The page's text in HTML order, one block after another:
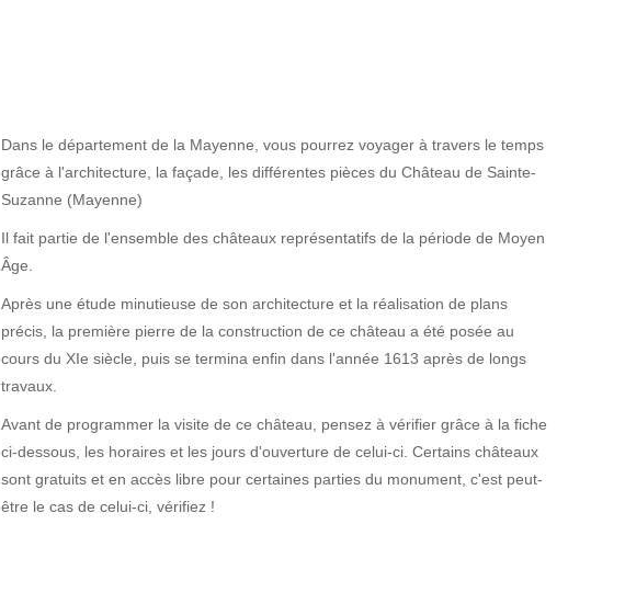
Dans le département de la Mayenne, vous pourrez voyager à travers le temps
grâce à l'architecture, la façade, les différentes pièces du Château de Sainte-
Suzanne (Mayenne)
Il fait partie de l'ensemble des châteaux représentatifs de la période de Moyen
Âge.
Après une étude minutieuse de son architecture et la réalisation de plans
précis, la première pierre de la construction de ce château a été posée au
cours du XIe siècle, puis se termina enfin dans l'année 1613 après de longs
travaux.
Avant de programmer la visite de ce château, pensez à vérifier grâce à la fiche
ci-dessous, les horaires et les jours d'ouverture de celui-ci. Certains châteaux
sont gratuits et en accès libre pour certaines parties du monument, c'est peut-
être le cas de celui-ci, vérifiez !